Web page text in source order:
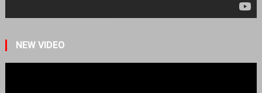
NEW VIDEO